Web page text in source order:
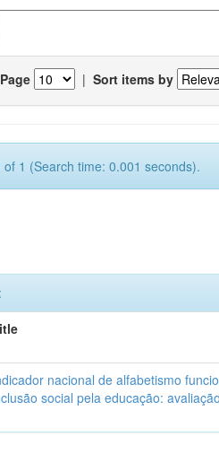
| Sort items by
of 1 (Search time: 0.001 seconds).
nacional de alfabetismo
social pela educação: